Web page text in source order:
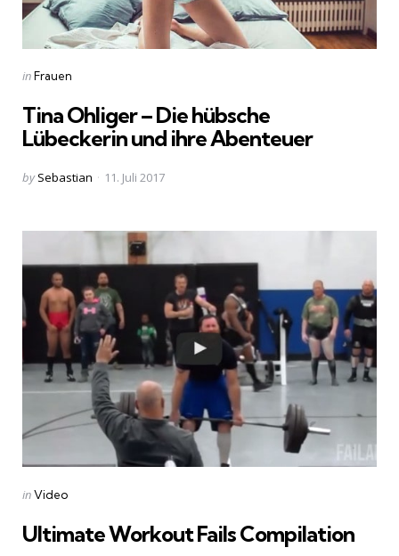
Categories
Posted
inFrauen
Tina Ohliger – Die hübsche
Lübeckerin und ihre Abenteuer
Posted
by Sebastian 11. Juli 2017
Categories
Posted
inVideo
Ultimate Workout Fails Compilation